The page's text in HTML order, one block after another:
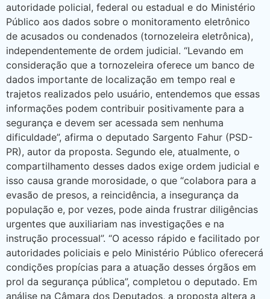
autoridade policial, federal ou estadual e do Ministério
Público aos dados sobre o monitoramento eletrônico
de acusados ou condenados (tornozeleira eletrônica),
independentemente de ordem judicial. “Levando em
consideração que a tornozeleira oferece um banco de
dados importante de localização em tempo real e
trajetos realizados pelo usuário, entendemos que essas
informações podem contribuir positivamente para a
segurança e devem ser acessada sem nenhuma
dificuldade”, afirma o deputado Sargento Fahur (PSD-
PR), autor da proposta. Segundo ele, atualmente, o
compartilhamento desses dados exige ordem judicial e
isso causa grande morosidade, o que “colabora para a
evasão de presos, a reincidência, a insegurança da
população e, por vezes, pode ainda frustrar diligências
urgentes que auxiliariam nas investigações e na
instrução processual”. “O acesso rápido e facilitado por
autoridades policiais e pelo Ministério Público oferecerá
condições propícias para a atuação desses órgãos em
prol da segurança pública”, completou o deputado. Em
análise na Câmara dos Deputados, a proposta altera a